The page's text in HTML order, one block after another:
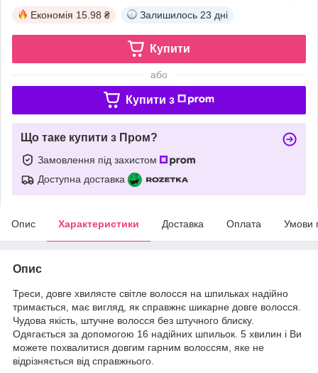
Економія 15.98 ₴ Залишилось 23 дні
Купити
або
Купити з
Що таке купити з Пром?
Замовлення під захистом
Доступна доставка
Опис Характеристики Доставка Оплата Умови
Опис
Треси, довге хвилясте світле волосся на шпильках надійно
тримається, має вигляд, як справжнє шикарне довге волосся.
Чудова якість, штучне волосся без штучного блиску.
Одягається за допомогою 16 надійних шпильок. 5 хвилин і Ви
можете похвалитися довгим гарним волоссям, яке не
відрізняється від справжнього.